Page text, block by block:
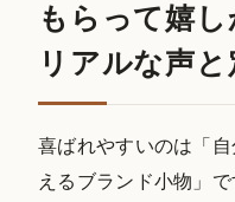
もらって嬉
リアルな声
喜ばれやすいのは「
えるブランド小物」で